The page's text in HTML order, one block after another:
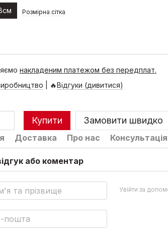
Розмірна сітка
накладеним платежом без передплат.
| 🔥Відгуки (дивитися)
Купити Замовити швидко
Доставка Про нас Консультація
або коментар
Увійти за